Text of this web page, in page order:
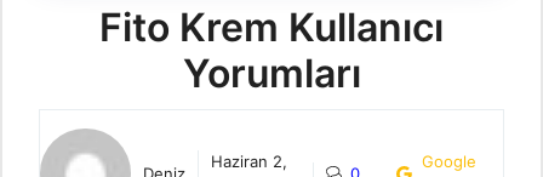
Fito Krem Kullanıcı
Yorumları
Haziran 2,
Google